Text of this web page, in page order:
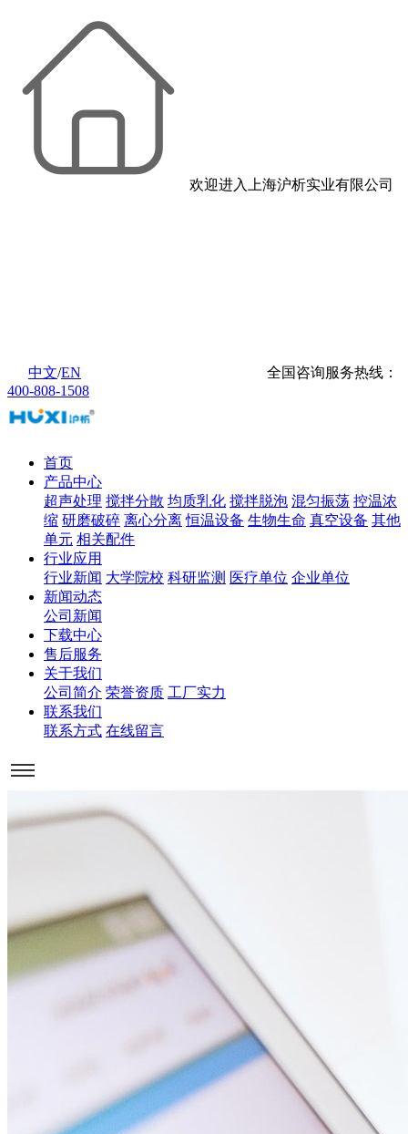
欢迎进入上海沪析实业有限公司
中文/EN
全国咨询服务热线：
400-808-1508
首页
产品中心
超声处理 搅拌分散 均质乳化 搅拌脱泡 混匀振荡 控温浓
缩 研磨破碎 离心分离 恒温设备 生物生命 真空设备 其他
单元 相关配件
行业应用
行业新闻 大学院校 科研监测 医疗单位 企业单位
新闻动态
公司新闻
下载中心
售后服务
关于我们
公司简介 荣誉资质 工厂实力
联系我们
联系方式 在线留言